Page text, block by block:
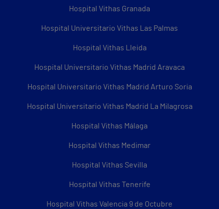
Hospital Vithas Granada
Hospital Universitario Vithas Las Palmas
Hospital Vithas Lleida
Hospital Universitario Vithas Madrid Aravaca
Hospital Universitario Vithas Madrid Arturo Soria
Hospital Universitario Vithas Madrid La Milagrosa
Hospital Vithas Málaga
Hospital Vithas Medimar
Hospital Vithas Sevilla
Hospital Vithas Tenerife
Hospital Vithas Valencia 9 de Octubre